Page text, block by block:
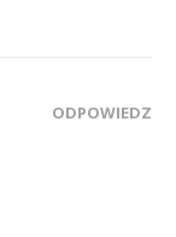
ODPOWIEDZ